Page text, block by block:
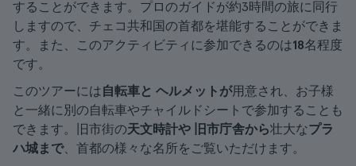
することができます。プロのガイドが約3時間の旅に同行
しますので、チェコ共和国の首都を堪能することができま
す。また、このアクティビティに参加できるのは18名程度
です。
このツアーには 自転車と ヘルメットが用意され、お子様
と一緒に別の自転車やチャイルドシートで参加することも
できます。旧市街の天文時計や 旧市庁舎から壮大なプラ
ハ城まで、首都の様々な名所をご覧いただけます。